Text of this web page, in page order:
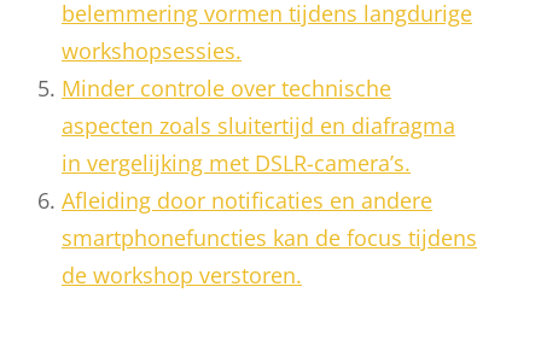
belemmering vormen tijdens langdurige
workshopsessies.
Minder controle over technische
aspecten zoals sluitertijd en diafragma
in vergelijking met DSLR-camera’s.
Afleiding door notificaties en andere
smartphonefuncties kan de focus tijdens
de workshop verstoren.